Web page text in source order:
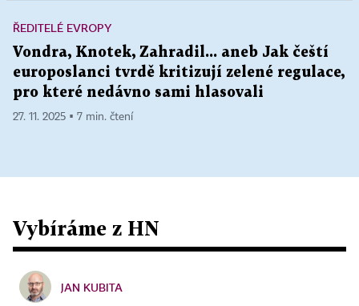
ŘEDITELÉ EVROPY
Vondra, Knotek, Zahradil... aneb Jak čeští
europoslanci tvrdě kritizují zelené regulace,
pro které nedávno sami hlasovali
27. 11. 2025 ▪ 7 min. čtení
Vybíráme z HN
JAN KUBITA